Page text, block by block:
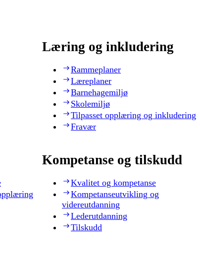
Læring og inkludering
Rammeplaner
Læreplaner
Barnehagemiljø
Skolemiljø
Tilpasset opplæring og inkludering
Fravær
Kompetanse og tilskudd
Kvalitet og kompetanse
Kompetanseutvikling og
videreutdanning
Lederutdanning
Tilskudd